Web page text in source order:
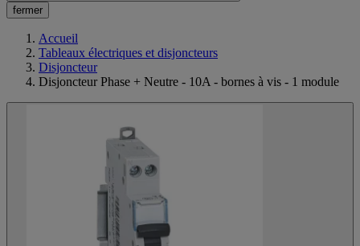
fermer
Accueil
Tableaux électriques et disjoncteurs
Disjoncteur
Disjoncteur Phase + Neutre - 10A - bornes à vis - 1 module